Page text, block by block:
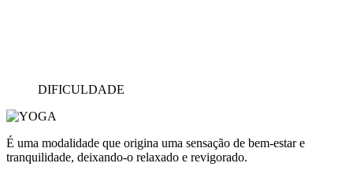
DIFICULDADE
É uma modalidade que origina uma sensação de bem-estar e
tranquilidade, deixando-o relaxado e revigorado.